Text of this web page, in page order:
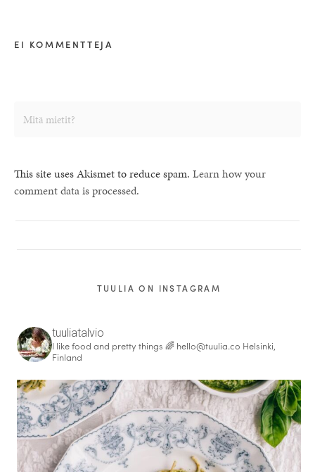
EI KOMMENTTEJA
This site uses Akismet to reduce spam. Learn how your
comment data is processed.
TUULIA ON INSTAGRAM
tuuliatalvio
I like food and pretty things 🌈 hello@tuulia.co Helsinki,
Finland